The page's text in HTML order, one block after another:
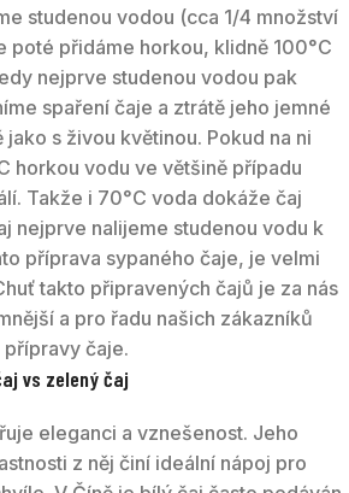
studenou vodou (cca 1/4 množství
poté přidáme horkou, klidně 100°C
nejprve studenou vodou pak
spaření čaje a ztrátě jeho jemné
s živou květinou. Pokud na ni
horkou vodu ve většině případu
Takže i 70°C voda dokáže čaj
nejprve nalijeme studenou vodu k
příprava sypaného čaje, je velmi
takto připravených čajů je za nás
a pro řadu našich zákazníků
čaje.
vs zelený čaj
eleganci a vznešenost. Jeho
z něj činí ideální nápoj pro